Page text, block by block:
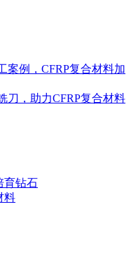
案例，CFRP复合材料加
刀，助力CFRP复合材料
育钻石
料